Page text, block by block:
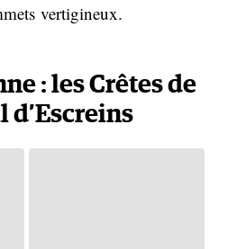
vertigineux.
: les Crêtes de
d’Escreins